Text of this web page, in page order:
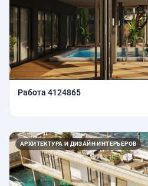
Работа 4124865
АРХИТЕКТУРА И ДИЗАЙН ИНТЕРЬЕРОВ